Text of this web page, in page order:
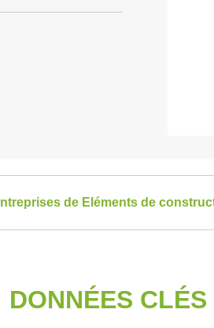
de Eléments de
DONNÉES CLÉS